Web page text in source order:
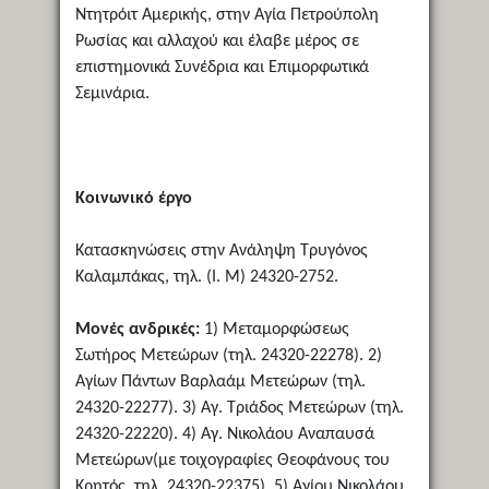
Ντητρόιτ Αμερικής, στην Αγία Πετρούπολη
Ρωσίας και αλλαχού και έλαβε μέρος σε
επιστημονικά Συνέδρια και Επιμορφωτικά
Σεμινάρια.
Κοινωνικό έργο
Κατασκηνώσεις στην Ανάληψη Τρυγόνος
Καλαμπάκας, τηλ. (Ι. Μ) 24320-2752.
Μονές ανδρικές:1) Μεταμορφώσεως
Σωτήρος Μετεώρων (τηλ. 24320-22278). 2)
Αγίων Πάντων Βαρλαάμ Μετεώρων (τηλ.
24320-22277). 3) Αγ. Τριάδος Μετεώρων (τηλ.
24320-22220). 4) Αγ. Νικολάου Αναπαυσά
Μετεώρων(με τοιχογραφίες Θεοφάνους του